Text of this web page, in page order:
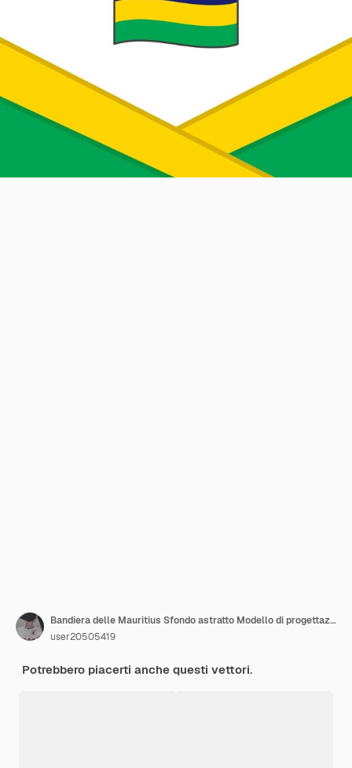
Bandiera delle Mauritius Sfondo astratto Modello di progettazione Bandiera del giorno dell'indipendenza delle Mauritius Modello di post sui social media delle Mauritius
user20505419
Potrebbero piacerti anche questi vettori.